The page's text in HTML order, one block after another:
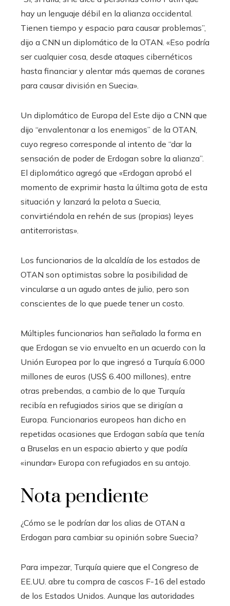
hay un lenguaje débil en la alianza occidental.
Tienen tiempo y espacio para causar problemas”,
dijo a CNN un diplomático de la OTAN. «Eso podría
ser cualquier cosa, desde ataques cibernéticos
hasta financiar y alentar más quemas de coranes
para causar división en Suecia».
Un diplomático de Europa del Este dijo a CNN que
dijo “envalentonar a los enemigos” de la OTAN,
cuyo regreso corresponde al intento de “dar la
sensación de poder de Erdogan sobre la alianza”.
El diplomático agregó que «Erdogan aprobó el
momento de exprimir hasta la última gota de esta
situación y lanzará la pelota a Suecia,
convirtiéndola en rehén de sus (propias) leyes
antiterroristas».
Los funcionarios de la alcaldía de los estados de
OTAN son optimistas sobre la posibilidad de
vincularse a un agudo antes de julio, pero son
conscientes de lo que puede tener un costo.
Múltiples funcionarios han señalado la forma en
que Erdogan se vio envuelto en un acuerdo con la
Unión Europea por lo que ingresó a Turquía 6.000
millones de euros (US$ 6.400 millones), entre
otras prebendas, a cambio de lo que Turquía
recibía en refugiados sirios que se dirigían a
Europa. Funcionarios europeos han dicho en
repetidas ocasiones que Erdogan sabía que tenía
a Bruselas en un espacio abierto y que podía
«inundar» Europa con refugiados en su antojo.
Nota pendiente
¿Cómo se le podrían dar los alias de OTAN a
Erdogan para cambiar su opinión sobre Suecia?
Para impezar, Turquía quiere que el Congreso de
EE.UU. abre tu compra de cascos F-16 del estado
de los Estados Unidos. Aunque las autoridades